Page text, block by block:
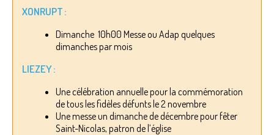
XONRUPT :
Dimanche 10h00 Messe ou Adap quelques
dimanches par mois
LIEZEY :
Une célébration annuelle pour la commémoration
de tous les fidèles défunts le 2 novembre
Une messe un dimanche de décembre pour fêter
Saint-Nicolas, patron de l’église